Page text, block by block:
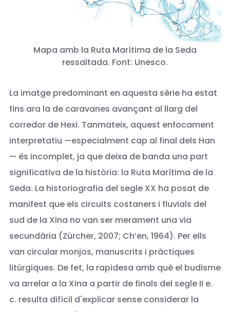
Mapa amb la Ruta Marítima de la Seda
ressaltada. Font: Unesco.
La imatge predominant en aquesta sèrie ha estat
fins ara la de caravanes avançant al llarg del
corredor de Hexi. Tanmateix, aquest enfocament
interpretatiu —especialment cap al final dels Han
— és incomplet, ja que deixa de banda una part
significativa de la història: la Ruta Marítima de la
Seda. La historiografia del segle XX ha posat de
manifest que els circuits costaners i fluvials del
sud de la Xina no van ser merament una via
secundària (Zürcher, 2007; Ch’en, 1964). Per ells
van circular monjos, manuscrits i pràctiques
litúrgiques. De fet, la rapidesa amb què el budisme
va arrelar a la Xina a partir de finals del segle II e.
c. resulta difícil d'explicar sense considerar la